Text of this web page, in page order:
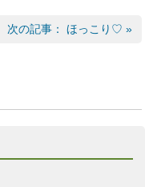
次の記事： ほっこり♡ »